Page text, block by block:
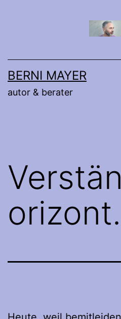
BERNI MAYER
autor & berater
orizont.